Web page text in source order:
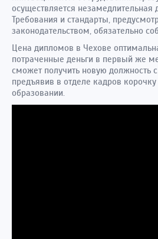
осуществляется незамедлительная
Требования и стандарты,
законодательством, обязательно
Цена дипломов в Чехове
потраченные деньги в первый же
сможет получить новую должность
предъявив в отделе кадров
образовании.